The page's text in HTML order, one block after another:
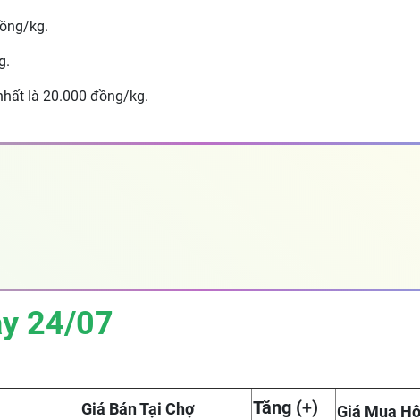
kg.
là 20.000 đồng/kg.
24/07
Giá Bán Tại Chợ
Tăng (+)
Giá Mua